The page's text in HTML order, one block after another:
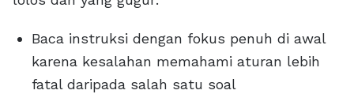
Baca instruksi dengan fokus penuh di awal
karena kesalahan memahami aturan lebih
fatal daripada salah satu soal